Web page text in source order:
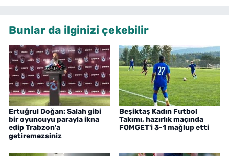
Bunlar da ilginizi çekebilir
Ertuğrul Doğan: Salah gibi
bir oyuncuyu parayla ikna
edip Trabzon'a
getiremezsiniz
Beşiktaş Kadın Futbol
Takımı, hazırlık maçında
FOMGET'i 3-1 mağlup etti